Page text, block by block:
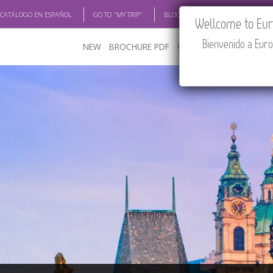
EN ESPAÑOL GO TO "MY TRIP" BLOG
NEW BROCHURE PDF WHERE TO BUY
Wellcome to
Bienvenido a